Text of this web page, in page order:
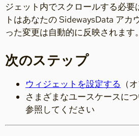
ジェット内でスクロールする必要
トはあなたの SidewaysData アカ
った変更は自動的に反映されます。
次のステップ
ウィジェットを設定する （
さまざまなユースケースに
参照してください